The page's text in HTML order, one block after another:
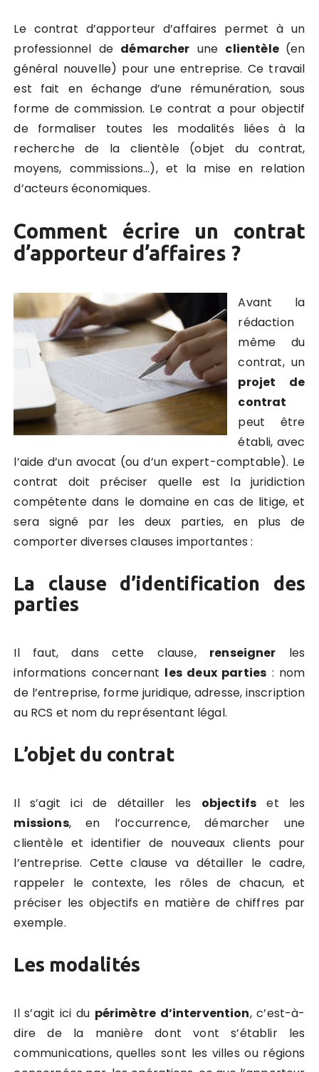
Le contrat d’apporteur d’affaires permet à un
professionnel de démarcher une clientèle (en
général nouvelle) pour une entreprise. Ce travail
est fait en échange d’une rémunération, sous
forme de commission. Le contrat a pour objectif
de formaliser toutes les modalités liées à la
recherche de la clientèle (objet du contrat,
moyens, commissions…), et la mise en relation
d’acteurs économiques.
Comment écrire un contrat
d’apporteur d’affaires ?
Avant la
rédaction
même du
contrat, un
projet de
contrat
peut être
établi, avec
l’aide d’un avocat (ou d’un expert-comptable). Le
contrat doit préciser quelle est la juridiction
compétente dans le domaine en cas de litige, et
sera signé par les deux parties, en plus de
comporter diverses clauses importantes :
La clause d’identification des
parties
Il faut, dans cette clause, renseigner les
informations concernant les deux parties : nom
de l’entreprise, forme juridique, adresse, inscription
au RCS et nom du représentant légal.
L’objet du contrat
Il s’agit ici de détailler les objectifset les
missions, en l’occurrence, démarcher une
clientèle et identifier de nouveaux clients pour
l’entreprise. Cette clause va détailler le cadre,
rappeler le contexte, les rôles de chacun, et
préciser les objectifs en matière de chiffres par
exemple.
Les modalités
Il s’agit ici du périmètre d’intervention, c’est-à-
dire de la manière dont vont s’établir les
communications, quelles sont les villes ou régions